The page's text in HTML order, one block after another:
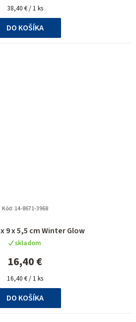
Jednotková
cena:
38,40 € / 1 ks
DO KOŠÍKA
9 x 5,5 cm Winter Glow
skladom
16,40 €
Jednotková
cena:
16,40 € / 1 ks
DO KOŠÍKA
Kód: 14-8671-3968